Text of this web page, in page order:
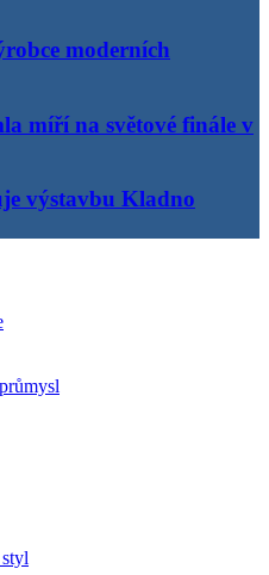
moderních
míří na světové finále v
výstavbu Kladno